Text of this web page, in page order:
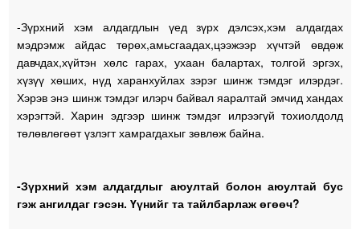
-Зүрхний хэм алдагдлын үед зүрх дэлсэх,хэм алдагдах
мэдрэмж айдас төрөх,амьсгаадах,цээжээр хүчтэй өвдөж
давчдах,хүйтэн хөлс гарах, ухаан балартах, толгой эргэх,
хүзүү хөших, нүд харанхуйлах зэрэг шинж тэмдэг илэрдэг.
Хэрэв энэ шинж тэмдэг илэрч байвал яаралтай эмчид хандах
хэрэгтэй. Харин эдгээр шинж тэмдэг илрээгүй тохиолдолд
төлөвлөгөөт үзлэгт хамрагдахыг зөвлөж байна.
-Зүрхний хэм алдагдлыг аюултай болон аюултай бус
гэж ангилдаг гэсэн. Үүнийг та тайлбарлаж өгөөч?